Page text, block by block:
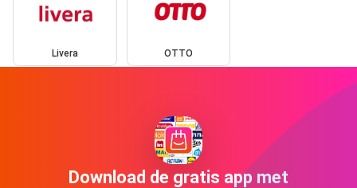
Livera OTTO
Download de gratis app met